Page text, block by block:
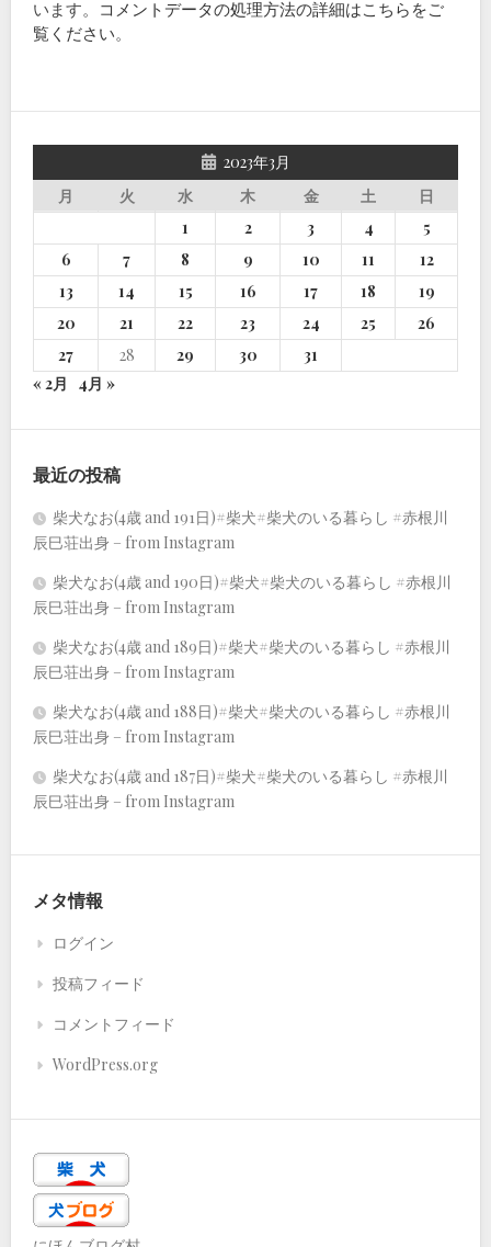
います。 コメントデータの処理方法の詳細はこちらをご
覧ください。
2023年3月
月
火 水 木 金 土
日
1
2 3 4
5
6
7 8 9 10 11
12
13
14 15 16 17 18
19
20
21 22 23 24 25
26
27
28 29 30
31
« 2月
4月 »
最近の投稿
柴犬なお(4歳 and 191日)#柴犬#柴犬のいる暮らし #赤根川
辰巳荘出身 – from Instagram
柴犬なお(4歳 and 190日)#柴犬#柴犬のいる暮らし #赤根川
辰巳荘出身 – from Instagram
柴犬なお(4歳 and 189日)#柴犬#柴犬のいる暮らし #赤根川
辰巳荘出身 – from Instagram
柴犬なお(4歳 and 188日)#柴犬#柴犬のいる暮らし #赤根川
辰巳荘出身 – from Instagram
柴犬なお(4歳 and 187日)#柴犬#柴犬のいる暮らし #赤根川
辰巳荘出身 – from Instagram
メタ情報
ログイン
投稿フィード
コメントフィード
WordPress.org